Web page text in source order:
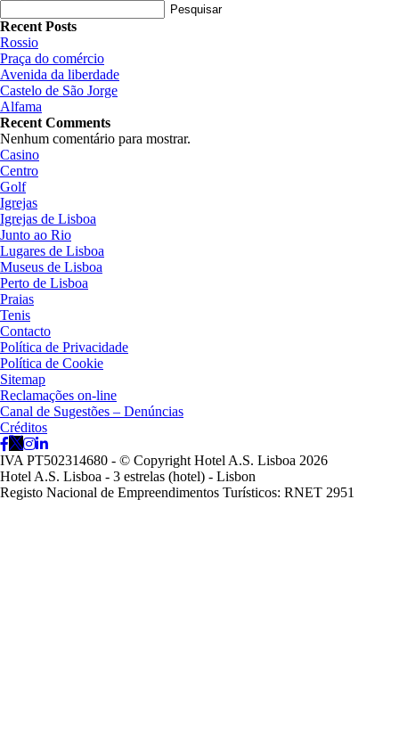
Pesquisar
Recent Posts
Rossio
Praça do comércio
Avenida da liberdade
Castelo de São Jorge
Alfama
Recent Comments
Nenhum comentário para mostrar.
Casino
Centro
Golf
Igrejas
Igrejas de Lisboa
Junto ao Rio
Lugares de Lisboa
Museus de Lisboa
Perto de Lisboa
Praias
Tenis
Contacto
Política de Privacidade
Política de Cookie
Sitemap
Reclamações on-line
Canal de Sugestões – Denúncias
Créditos
IVA PT502314680 - © Copyright Hotel A.S. Lisboa 2026
Hotel A.S. Lisboa - 3 estrelas (hotel) - Lisbon
Registo Nacional de Empreendimentos Turísticos: RNET 2951